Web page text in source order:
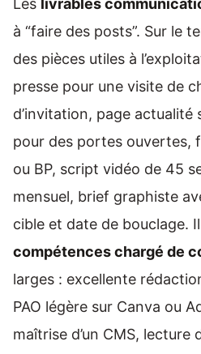
Les livrables
à “faire des posts”. Sur le
des pièces utiles à
presse pour une visite de
d’invitation, page actualité
pour des portes ouvertes,
ou BP, script vidéo de 45
mensuel, brief graphiste
cible et date de bouclage.
compétences chargé de
larges : excellente
PAO légère sur Canva ou
maîtrise d’un CMS, lecture